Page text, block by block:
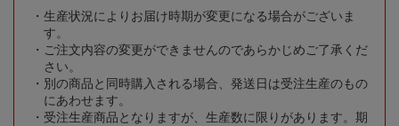
生産状況によりお届け時期が変更になる場合がございま
す。
ご注文内容の変更ができませんのであらかじめご了承くだ
さい。
別の商品と同時購入される場合、発送日は受注生産のもの
にあわせます。
受注生産商品となりますが、生産数に限りがあります。期